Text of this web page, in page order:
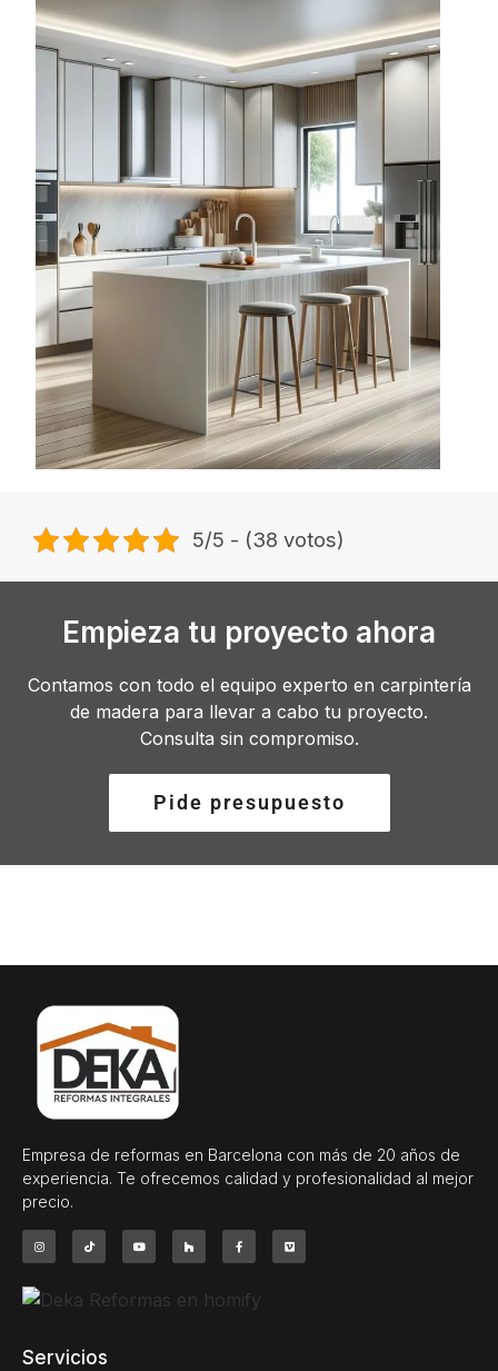
5/5 - (38 votos)
Empieza tu proyecto ahora
Contamos con todo el equipo experto en carpintería
de madera para llevar a cabo tu proyecto.
Consulta sin compromiso.
Pide presupuesto
Empresa de reformas en Barcelona con más de 20 años de
experiencia. Te ofrecemos calidad y profesionalidad al mejor
precio.
Servicios